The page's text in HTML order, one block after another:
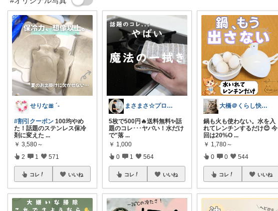
せりな🎀 ´-
#割引クーポン 100均やめ
た！話題のステンレス保冷
剤に変えた ...
￥ 3,580～
2 1 571
コレ いいね
まさまさ☆プロフも見てね✨
5枚で500円🔥送料無料✨話
題のコレ･･･ヤバい！水だけ
で"落 ...
￥ 1,000
0 1 564
コレ いいね
大橋＠くらし快適LAB🌿
鍋も火も使わない。水を入
れてレンチンするだけ😊 今
回は20%O ...
￥ 1,780～
0 0 544
コレ いいね